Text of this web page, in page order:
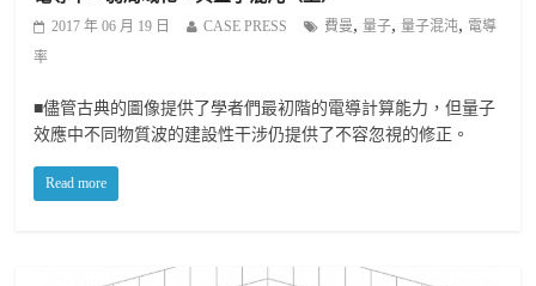
2017 年 06 月 19 日 CASE PRESS 費曼,量子,量子混沌, 電導
率
■儘管古典的圖像提供了學者們最初階的電導計算能力，但量子
效應中不同物質波的建設性干涉仍提供了不容忽視的修正。
Read more